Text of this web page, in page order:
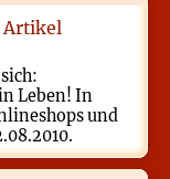
Artikel
Leben! In
und